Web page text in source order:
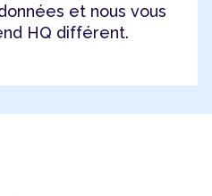
et nous vous
HQ différent.